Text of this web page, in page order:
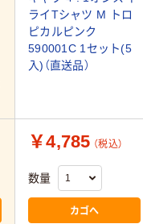
ライTシャツ M トロ
ピカルピンク
590001C 1セット(5
入)（直送品）
￥4,785 （税込）
数量
カゴへ